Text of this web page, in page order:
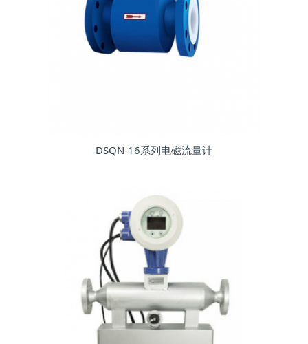
DSQN-16系列电磁流量计